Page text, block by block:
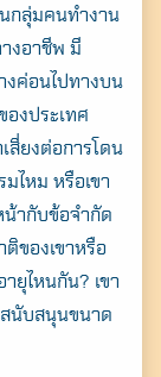
นกลุ่มคนทำงาน
งอาชีพ มี
งค่อนไปทางบน
องประเทศ
สี่ยงต่อการโดน
ไหม หรือเขา
น้ากับข้อจำกัด
ติของเขาหรือ
ยุไหนกัน? เขา
สนับสนุนขนาด